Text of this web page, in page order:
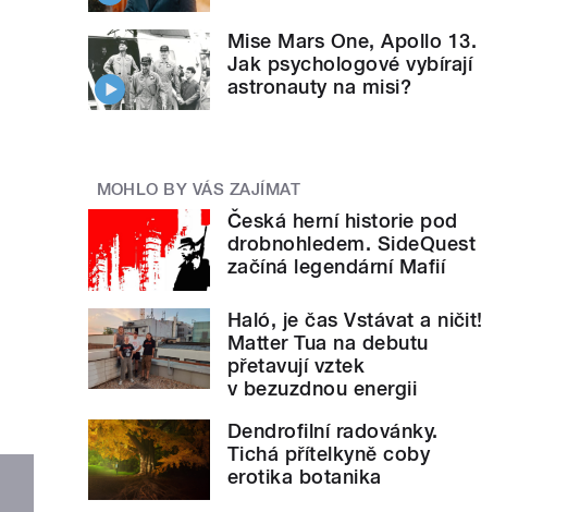
Mise Mars One, Apollo 13.
Jak psychologové vybírají
astronauty na misi?
MOHLO BY VÁS ZAJÍMAT
Česká herní historie pod
drobnohledem. SideQuest
začíná legendární Mafií
Haló, je čas Vstávat a ničit!
Matter Tua na debutu
přetavují vztek
v bezuzdnou energii
Dendrofilní radovánky.
Tichá přítelkyně coby
erotika botanika